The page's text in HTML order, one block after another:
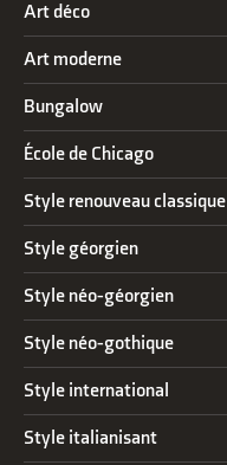
Art déco
Art moderne
Bungalow
École de Chicago
Style renouveau classique
Style géorgien
Style néo-géorgien
Style néo-gothique
Style international
Style italianisant